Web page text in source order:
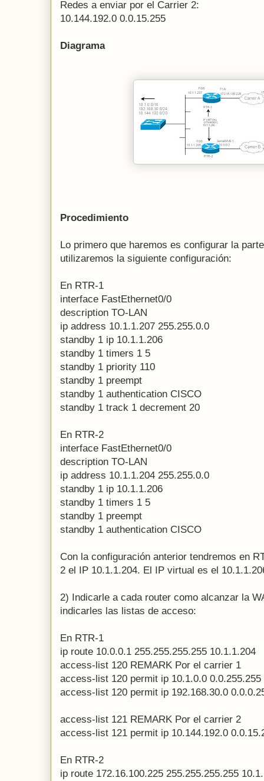
Redes a enviar por el Carrier 2:
10.144.192.0 0.0.15.255
Diagrama
Procedimiento
Lo primero que haremos es configurar la
utilizaremos la siguiente configuración:
En RTR-1
interface FastEthernet0/0
description TO-LAN
ip address 10.1.1.207 255.255.0.0
standby 1 ip 10.1.1.206
standby 1 timers 1 5
standby 1 priority 110
standby 1 preempt
standby 1 authentication CISCO
standby 1 track 1 decrement 20
En RTR-2
interface FastEthernet0/0
description TO-LAN
ip address 10.1.1.204 255.255.0.0
standby 1 ip 10.1.1.206
standby 1 timers 1 5
standby 1 preempt
standby 1 authentication CISCO
Con la configuración anterior tendremos en
2 el IP 10.1.1.204. El IP virtual es el
2) Indicarle a cada router como alcanzar la
indicarles las listas de acceso:
En RTR-1
ip route 10.0.0.1 255.255.255.255 10.1.1.204
access-list 120 REMARK Por el carrier 1
access-list 120 permit ip 10.1.0.0 0.0.255.255
access-list 120 permit ip 192.168.30.0
access-list 121 REMARK Por el carrier 2
access-list 121 permit ip 10.144.192.0
En RTR-2
ip route 172.16.100.225 255.255.255.255